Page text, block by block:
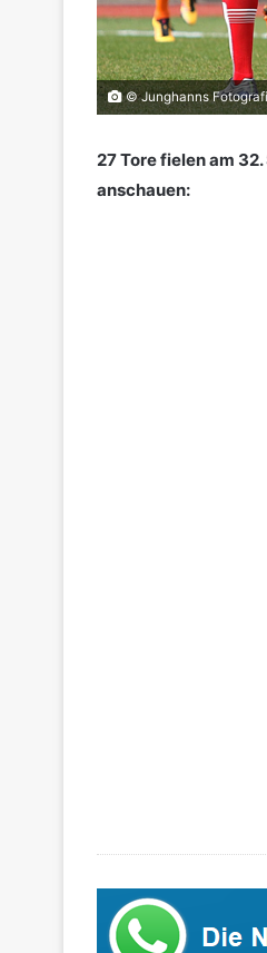
© Junghanns
27 Tore fielen am
anschauen: